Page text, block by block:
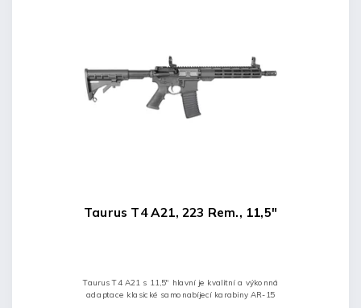
Taurus T4 A21, 223 Rem., 11,5″
Taurus T4 A21 s 11,5" hlavní je kvalitní a výkonná
adaptace klasické samonabíjecí karabiny AR-15